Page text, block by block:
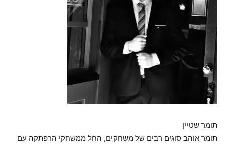
תומר שטיין
תומר אוהב סוגים רבים של משחקים, החל ממשחקי הרפתקה עם